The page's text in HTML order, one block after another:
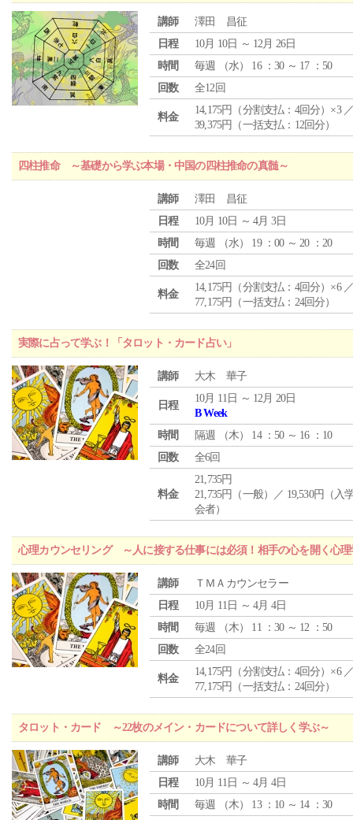
講師
澤田 昌征
日程
10月 10日 ～ 12月 26日
時間
毎週 （水） 16 ：30 ～ 17 ：50
回数
全12回
料金
14,175円（分割支払：4回分）×3
39,375円（一括支払：12回分）
四柱推命 ～基礎から学ぶ本場・中国の四柱推命の真髄～
講師
澤田 昌征
日程
10月 10日 ～ 4月 3日
時間
毎週 （水） 19 ：00 ～ 20 ：20
回数
全24回
料金
14,175円（分割支払：4回分）×6
77,175円（一括支払：24回分）
実際に占って学ぶ！「タロット・カード占い」
講師 大木 華子
日程
10月 11日 ～ 12月 20日
B Week
時間
隔週 （木） 14 ：50 ～ 16 ：10
回数
全6回
料金
21,735円
21,735円（一般）／ 19,530円（入
会者）
心理カウンセリング ～人に接する仕事には必須！相手の心を開く心理
講師
ＴＭＡカウンセラー
日程
10月 11日 ～ 4月 4日
時間
毎週 （木） 11 ：30 ～ 12 ：50
回数
全24回
料金
14,175円（分割支払：4回分）×6
77,175円（一括支払：24回分）
タロット・カード ～22枚のメイン・カードについて詳しく学ぶ～
講師
大木 華子
日程
10月 11日 ～ 4月 4日
時間
毎週 （木） 13 ：10 ～ 14 ：30